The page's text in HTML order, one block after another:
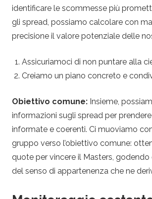
identificare le scommesse più
gli spread, possiamo calcolare con
precisione il valore potenziale delle
Assicuriamoci di non puntare alla
Creiamo un piano concreto e
Obiettivo comune: Insieme,
informazioni sugli spread per
informate e coerenti. Ci muoviamo
gruppo verso l’obiettivo comune:
quote per vincere il Masters,
del senso di appartenenza che ne